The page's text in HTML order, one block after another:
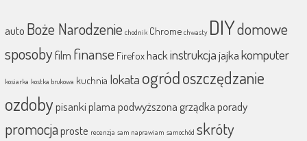
auto Boże Narodzenie chodnik Chrome chwasty DIYdomowe
sposobyfilm finanse Firefoxhackinstrukcjajajkakomputer
kosiarka kostka brukowa kuchnia lokata ogródoszczędzanie
ozdobypisankiplamapodwyższona grządkaporady
promocjaproste recenzja sam naprawiam samochód skróty